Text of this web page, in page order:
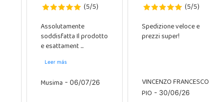
(5/5)
Assolutamente
soddisfatta Il prodotto
e esattament ...
Leer más
Musima - 06/07/26
(5/5)
Spedizione veloce e
prezzi super!
VINCENZO FRANCESCO
PIO - 30/06/26